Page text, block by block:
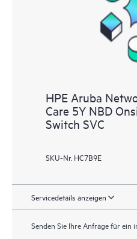
HPE Aruba
Care 5Y NBD
Switch SVC
SKU-Nr. HC7B9E
Servicedetails anzeigen
Senden Sie Ihre Anfrage für ein